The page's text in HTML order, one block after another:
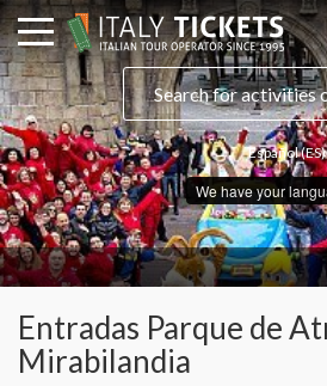
Español (ES)
We have your
Entradas Parque de
Mirabilandia